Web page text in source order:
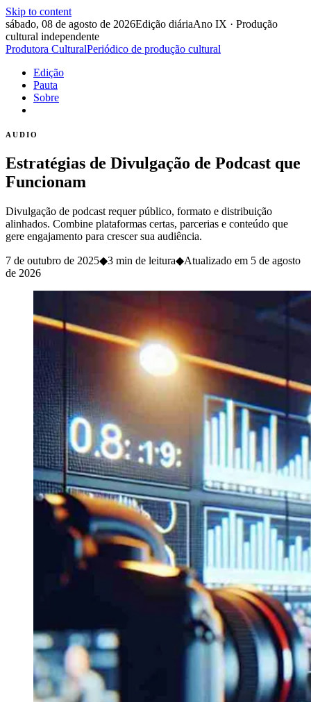
Skip to content
sábado, 08 de agosto de 2026Edição diáriaAno IX · Produção
cultural independente
Produtora CulturalPeriódico de produção cultural
Edição
Pauta
Sobre
AUDIO
Estratégias de Divulgação de Podcast que
Funcionam
Divulgação de podcast requer público, formato e distribuição
alinhados. Combine plataformas certas, parcerias e conteúdo que
gere engajamento para crescer sua audiência.
7 de outubro de 2025◆3 min de leitura◆Atualizado em 5 de agosto
de 2026